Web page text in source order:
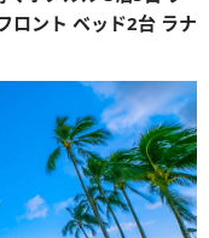
ロント ベッド2台 ラナ